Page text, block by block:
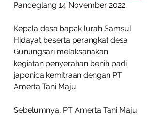
Pandeglang 14 November 2022.
Kepala desa bapak lurah Samsul
Hidayat beserta perangkat desa
Gunungsari melaksanakan
kegiatan penyerahan benih padi
japonica kemitraan dengan PT
Amerta Tani Maju.
Sebelumnya, PT Amerta Tani Maju